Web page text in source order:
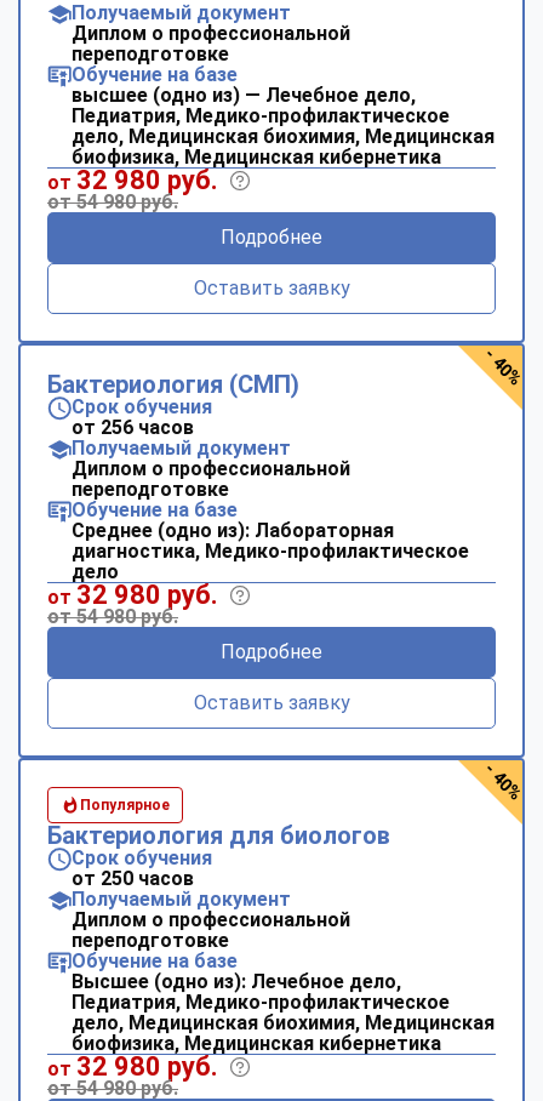
Получаемый документ
Диплом о профессиональной
переподготовке
Обучение на базе
высшее (одно из) — Лечебное дело,
Педиатрия, Медико-профилактическое
дело, Медицинская биохимия, Медицинская
биофизика, Медицинская кибернетика
от 32 980 руб.
от 54 980 руб.
Подробнее
Оставить заявку
Бактериология (СМП)
Срок обучения
от 256 часов
Получаемый документ
Диплом о профессиональной
переподготовке
Обучение на базе
Среднее (одно из): Лабораторная
диагностика, Медико-профилактическое
дело
от 32 980 руб.
от 54 980 руб.
Подробнее
Оставить заявку
- 40%
Популярное
Бактериология для биологов
Срок обучения
от 250 часов
Получаемый документ
Диплом о профессиональной
переподготовке
Обучение на базе
Высшее (одно из): Лечебное дело,
Педиатрия, Медико-профилактическое
дело, Медицинская биохимия, Медицинская
биофизика, Медицинская кибернетика
от 32 980 руб.
от 54 980 руб.
- 40%